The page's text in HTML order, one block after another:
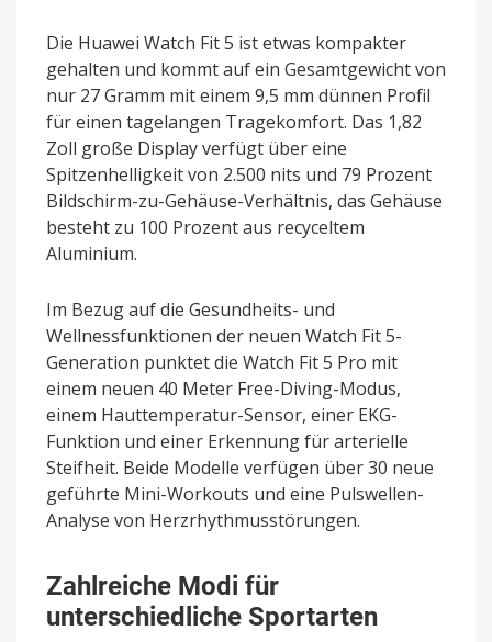
Die Huawei Watch Fit 5 ist etwas kompakter
gehalten und kommt auf ein Gesamtgewicht von
nur 27 Gramm mit einem 9,5 mm dünnen Profil
für einen tagelangen Tragekomfort. Das 1,82
Zoll große Display verfügt über eine
Spitzenhelligkeit von 2.500 nits und 79 Prozent
Bildschirm-zu-Gehäuse-Verhältnis, das Gehäuse
besteht zu 100 Prozent aus recyceltem
Aluminium.
Im Bezug auf die Gesundheits- und
Wellnessfunktionen der neuen Watch Fit 5-
Generation punktet die Watch Fit 5 Pro mit
einem neuen 40 Meter Free-Diving-Modus,
einem Hauttemperatur-Sensor, einer EKG-
Funktion und einer Erkennung für arterielle
Steifheit. Beide Modelle verfügen über 30 neue
geführte Mini-Workouts und eine Pulswellen-
Analyse von Herzrhythmusstörungen.
Zahlreiche Modi für
unterschiedliche Sportarten